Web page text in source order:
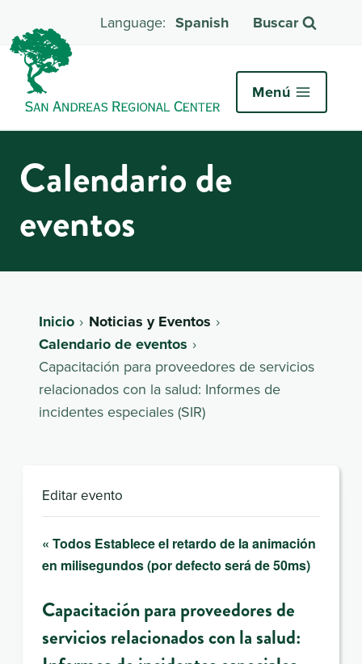
Spanish Buscar
Menú
Calendario de
eventos
Inicio
Noticias y Eventos
Calendario de eventos
Capacitación para proveedores de servicios
relacionados con la salud: Informes de
incidentes especiales (SIR)
Editar evento
« Todos Establece el retardo de la animación
en milisegundos (por defecto será de 50ms)
Capacitación para proveedores de
servicios relacionados con la salud: